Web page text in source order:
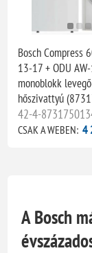
Bosch Compress
13-17 + ODU
monoblokk
hőszivattyú
42-4-
CSAK A WEBEN: 4
A Bosch